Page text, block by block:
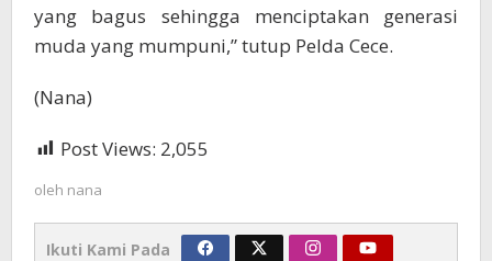
yang bagus sehingga menciptakan generasi
muda yang mumpuni,” tutup Pelda Cece.
(Nana)
Post Views: 2,055
oleh nana
Ikuti Kami Pada